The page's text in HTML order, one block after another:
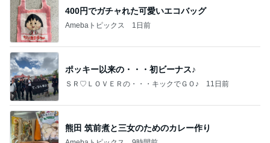
400円でガチャれた可愛いエコバッグ
Amebaトピックス 1日前
ポッキー以来の・・・初ビーナス♪
ＳＲ♡ＬＯＶＥＲの・・・キックでＧＯ♪ 11日前
熊田 筑前煮と三女のためのカレー作り